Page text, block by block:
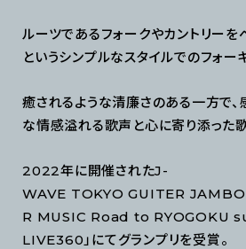
ルーツであるフォークやカントリーを
というシンプルなスタイルでのフォー
癒されるような清廉さのある一方で
な情感溢れる歌声と心に寄り添った
2022年に開催されたJ-
WAVE TOKYO GUITER
R MUSIC Road to RYOGOKU
LIVE360」にてグランプリを受賞。